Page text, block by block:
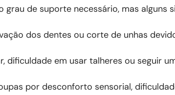
de suporte necessário, mas alguns
dos dentes ou corte de unhas
dificuldade em usar talheres ou seguir
por desconforto sensorial,